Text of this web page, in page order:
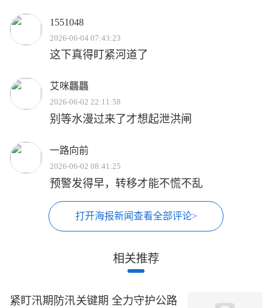
1551048
2026-06-04 07:43:23
这下真得盯紧河道了
艾咪龘龘
2026-06-02 22:11:58
别等水漫过来了才想起泄洪闸
一路向前
2026-06-02 08:41:25
预警发得早，转移才能不慌不乱
打开海报新闻查看全部评论>
相关推荐
紧盯汛期防汛关键期 全力守护公路